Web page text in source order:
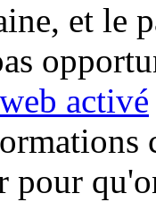
et le
activé
pour